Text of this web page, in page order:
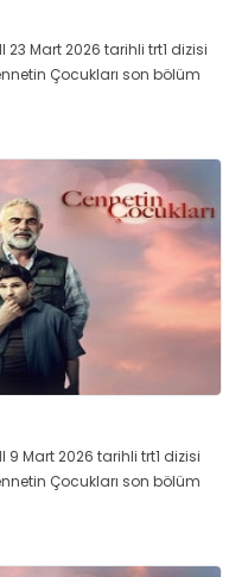
23 Mart 2026 tarihli trt1 dizisi
Çocukları son bölüm
9 Mart 2026 tarihli trt1 dizisi
Çocukları son bölüm